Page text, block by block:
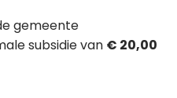
gemeente
subsidie van € 20,00